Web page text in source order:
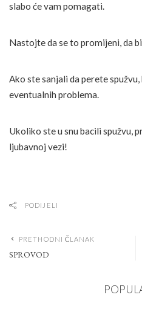
slabo će vam pomagati.
Nastojte da se to promijeni, da
Ako ste sanjali da perete
eventualnih problema.
Ukoliko ste u snu bacili spužvu,
ljubavnoj vezi!
PODIJELI
PRETHODNI ČLANAK
SPROVOD